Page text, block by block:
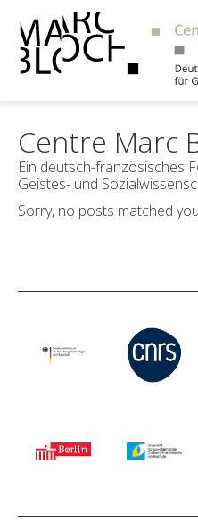
Centre Marc
Ein deutsch-französisches
Geistes- und
Sorry, no posts matched